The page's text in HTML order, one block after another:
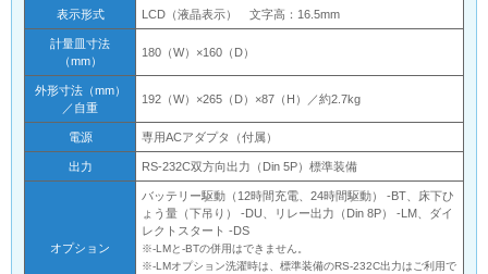
表示形式 LCD（液晶表示） 文字高：16.5mm
計量皿寸法
（mm）
180（W）×160（D）
外形寸法（mm）
／自重
192（W）×265（D）×87（H）／約2.7kg
電源 専用ACアダプタ（付属）
出力 RS-232C双方向出力（Din 5P）標準装備
オプション
バッテリー駆動（12時間充電、24時間駆動） -BT、床下ひ
ょう量（下吊り） -DU、リレー出力（Din 8P） -LM、ダイ
レクトスタート -DS
※-LMと-BTの併用はできません。
※-LMオプション洗濯時は、標準装備のRS-232C出力はご利用で